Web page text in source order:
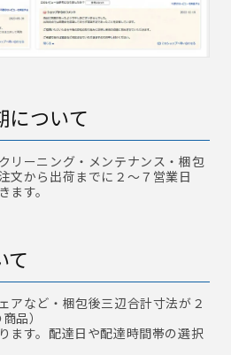
について
リーニング・メンテナンス・梱包
文から出荷までに２～７営業日
ます。
て
アなど・梱包後三辺合計寸法が２
品）
ます。配達日や配達時間帯の選択